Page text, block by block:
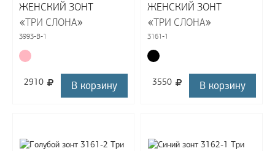
ЖЕНСКИЙ ЗОНТ
«ТРИ СЛОНА»
3993-B-1
2910 В корзину
ЖЕНСКИЙ ЗОНТ
«ТРИ СЛОНА»
3161-1
3550 В корзину